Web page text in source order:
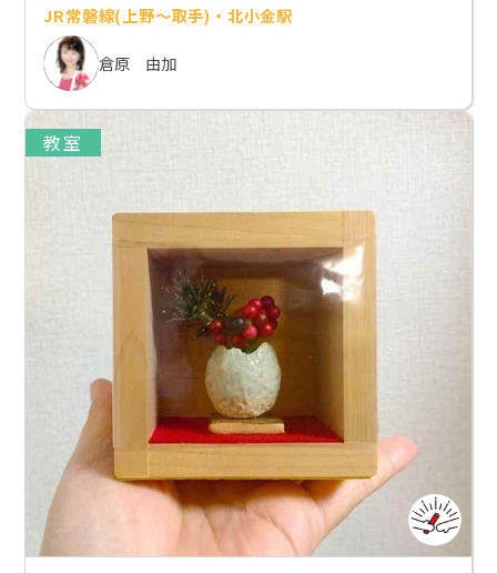
JR常磐線(上野～取手)・北小金駅
倉原 由加
教室